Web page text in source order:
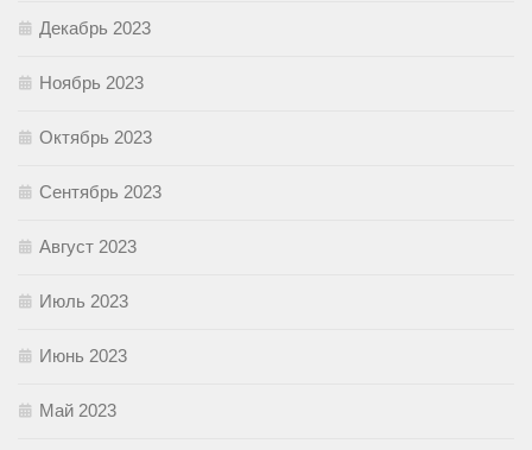
Декабрь 2023
Ноябрь 2023
Октябрь 2023
Сентябрь 2023
Август 2023
Июль 2023
Июнь 2023
Май 2023